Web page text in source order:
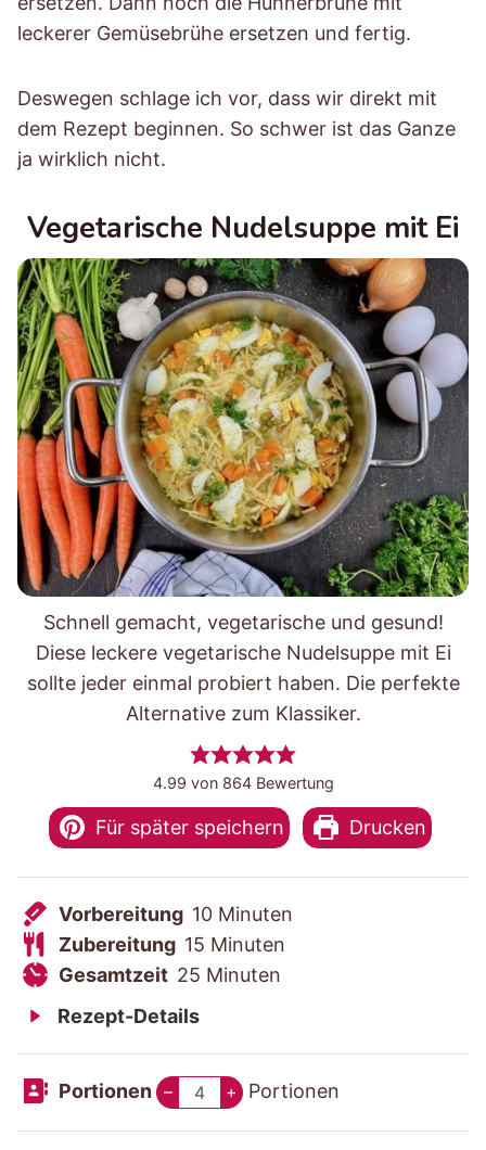
leckerer Gemüsebrühe ersetzen und fertig.
Deswegen schlage ich vor, dass wir direkt mit
dem Rezept beginnen. So schwer ist das Ganze
ja wirklich nicht.
Vegetarische Nudelsuppe mit Ei
Schnell gemacht, vegetarische und gesund!
Diese leckere vegetarische Nudelsuppe mit Ei
sollte jeder einmal probiert haben. Die perfekte
Alternative zum Klassiker.
4.99 von 864Bewertung
Für später speichern Drucken
V
o
r
b
e
i
Vorbereitung 10M
i
n
Minuten
Z
u
b
e
i
Zubereitung 15M
i
e
n
Minuten
G
e
m
t
Gesamtzeit 25M
t
e
Minuten
Rezept-Details
Portionen – + Portionen